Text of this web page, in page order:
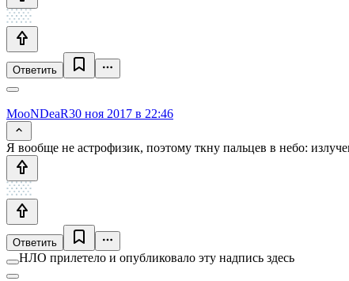
Ответить
MooNDeaR30 ноя 2017 в 22:46
Я вообще не астрофизик, поэтому ткну пальцев в небо:
Ответить
НЛО прилетело и опубликовало эту надпись здесь